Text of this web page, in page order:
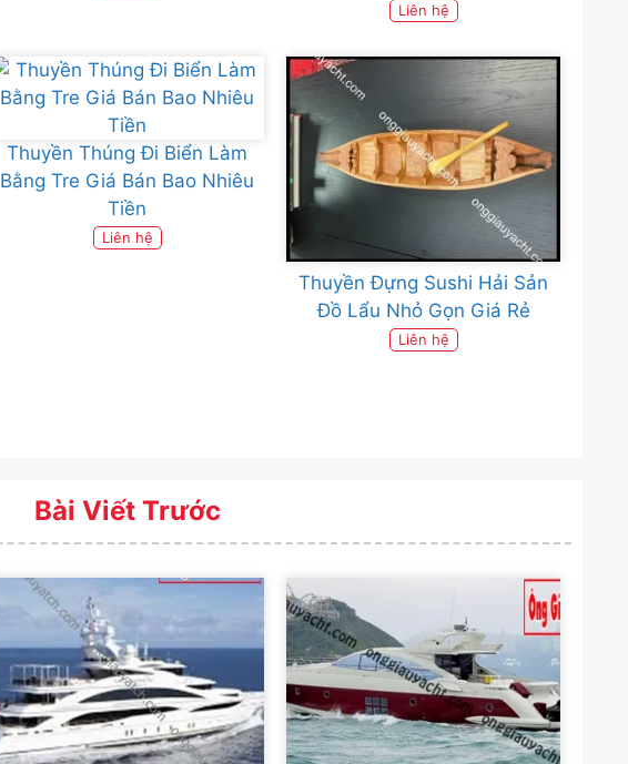
Liên hệ
Thuyền Thúng Đi Biển Làm
Bằng Tre Giá Bán Bao Nhiêu
Tiền
Liên hệ
Thuyền Đựng Sushi Hải Sản
Đồ Lẩu Nhỏ Gọn Giá Rẻ
Liên hệ
Bài Viết Trước